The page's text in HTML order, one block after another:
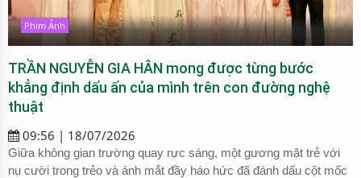
Phim Ảnh
TRẦN NGUYỄN GIA HÂN mong được từng bước
khẳng định dấu ấn của mình trên con đường nghệ
thuật
09:56 | 18/07/2026
Giữa không gian trường quay rực sáng, một gương mặt trẻ với
nụ cười trong trẻo và ánh mắt đầy háo hức đã đánh dấu cột mốc